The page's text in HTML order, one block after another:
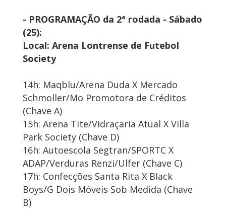
- PROGRAMAÇÃO da 2ª rodada - Sábado
(25):
Local: Arena Lontrense de Futebol
Society
14h: Maqblu/Arena Duda X Mercado
Schmoller/Mo Promotora de Créditos
(Chave A)
15h: Arena Tite/Vidraçaria Atual X Villa
Park Society (Chave D)
16h: Autoescola Segtran/SPORTC X
ADAP/Verduras Renzi/Ulfer (Chave C)
17h: Confecções Santa Rita X Black
Boys/G Dois Móveis Sob Medida (Chave
B)